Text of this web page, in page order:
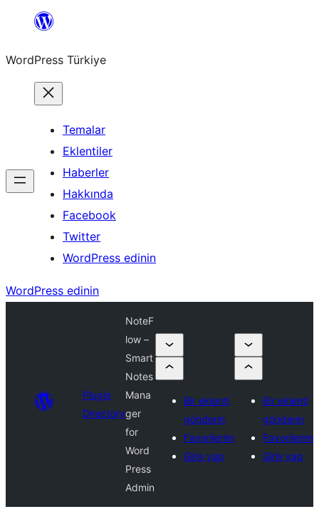
İçeriğe
WordPress Türkiye
Temalar
Eklentiler
Haberler
Hakkında
Facebook
Twitter
WordPress edinin
WordPress edinin
Plugin
Directory
NoteF
low –
Smart
Notes
Mana
ger
for
Word
Press
Admin
Bir eklenti
gönderin
Favorilerim
Giriş yap
Bir eklenti
gönderin
Favorilerim
Giriş yap